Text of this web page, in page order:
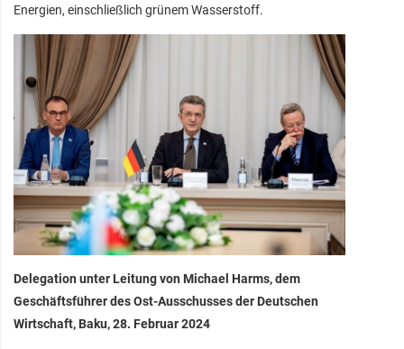
Energien, einschließlich grünem Wasserstoff.
Delegation unter Leitung von Michael Harms, dem
Geschäftsführer des Ost-Ausschusses der Deutschen
Wirtschaft, Baku, 28. Februar 2024